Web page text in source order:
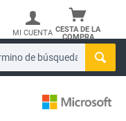
CESTA DE LA
COMPRA
MI CUENTA